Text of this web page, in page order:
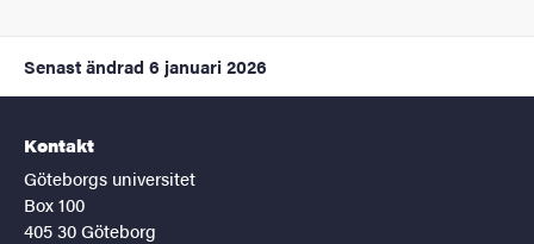
Senast ändrad 6 januari 2026
Kontakt
Göteborgs universitet
Box 100
405 30 Göteborg